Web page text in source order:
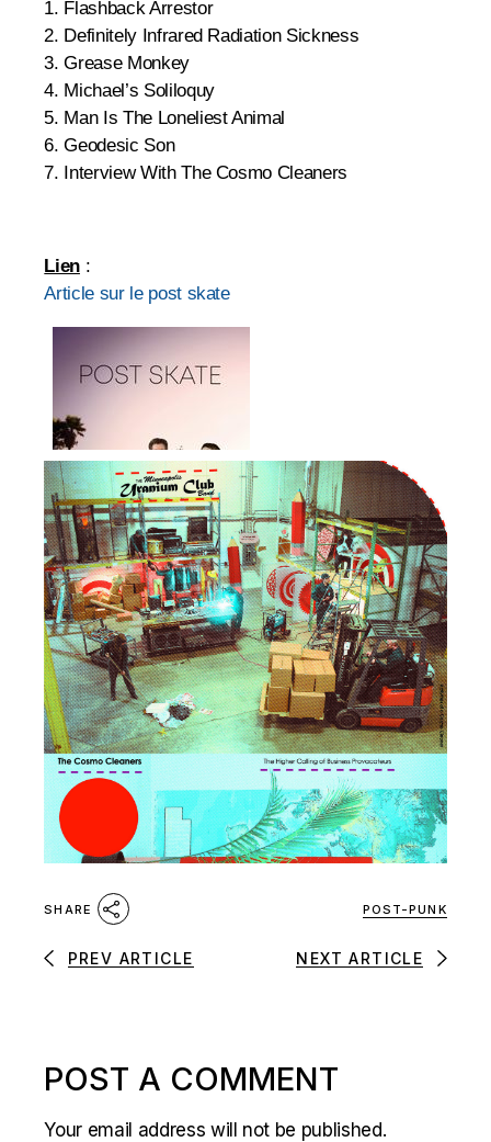
1. Flashback Arrestor
2. Definitely Infrared Radiation Sickness
3. Grease Monkey
4. Michael’s Soliloquy
5. Man Is The Loneliest Animal
6. Geodesic Son
7. Interview With The Cosmo Cleaners
Lien:
Article sur le post skate
SHARE POST-PUNK
PREV ARTICLE NEXT ARTICLE
POST A COMMENT
Your email address will not be published.